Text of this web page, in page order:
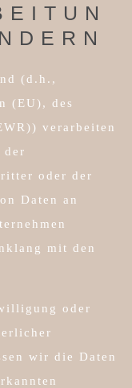
(d.h.,
(EU), des
verarbeiten
der
oder der
Daten an
mit den
oder
wir die Daten